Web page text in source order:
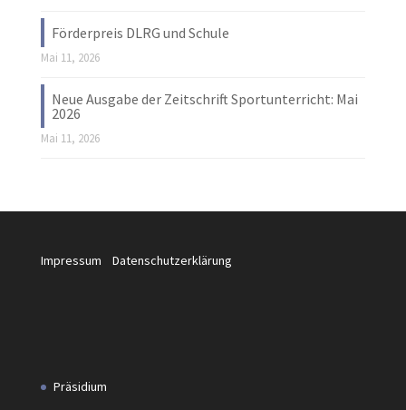
Förderpreis DLRG und Schule
Mai 11, 2026
Neue Ausgabe der Zeitschrift Sportunterricht: Mai
2026
Mai 11, 2026
Impressum Datenschutzerklärung
Präsidium